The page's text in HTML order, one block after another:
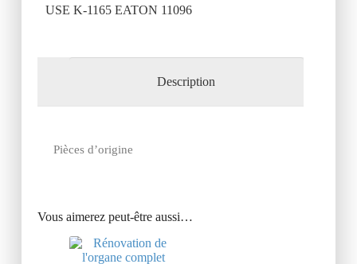
USE K-1165 EATON 11096
Description
Pièces d’origine
Vous aimerez peut-être aussi…